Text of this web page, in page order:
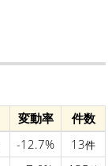
変動率
件数
-12.7% 13件